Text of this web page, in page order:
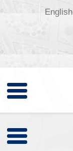
English